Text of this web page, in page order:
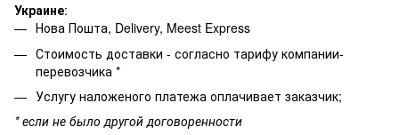
Украине:
Нова Пошта, Delivery, Meest Express
Стоимость доставки - согласно тарифу компании-
перевозчика *
Услугу наложеного платежа оплачивает заказчик;
* если не было другой договоренности